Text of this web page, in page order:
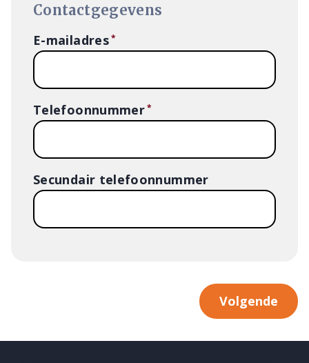
Contactgegevens
E-mailadres
Telefoonnummer
Secundair telefoonnummer
Volgende